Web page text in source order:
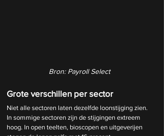
Bron: Payroll Select
Grote verschillen per sector
Niet alle sectoren laten dezelfde loonstijging zien.
In sommige sectoren zijn de stijgingen extreem
hoog. In open teelten, bioscopen en uitgeverijen